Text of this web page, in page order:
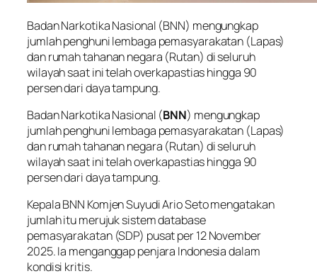
Badan Narkotika Nasional (BNN) mengungkap
jumlah penghuni lembaga pemasyarakatan (Lapas)
dan rumah tahanan negara (Rutan) di seluruh
wilayah saat ini telah overkapastias hingga 90
persen dari daya tampung.
Badan Narkotika Nasional (BNN) mengungkap
jumlah penghuni lembaga pemasyarakatan (Lapas)
dan rumah tahanan negara (Rutan) di seluruh
wilayah saat ini telah overkapastias hingga 90
persen dari daya tampung.
Kepala BNN Komjen Suyudi Ario Seto mengatakan
jumlah itu merujuk sistem database
pemasyarakatan (SDP) pusat per 12 November
2025. Ia menganggap penjara Indonesia dalam
kondisi kritis.